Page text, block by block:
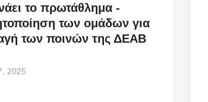
το πρωτάθλημα -
των ομάδων για
των ποινών της ΔΕΑΒ
2025
Αναλύουμε τα πρωτοσέλιδα της Κυριακής 9
Αυγούστου 2026: Φοροελαφρύνσεις, ΔΕΘ,
ενεργειακά...